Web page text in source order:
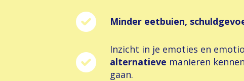
Minder eetbuien,
Inzicht in je emoties en
alternatieve manieren
gaan.